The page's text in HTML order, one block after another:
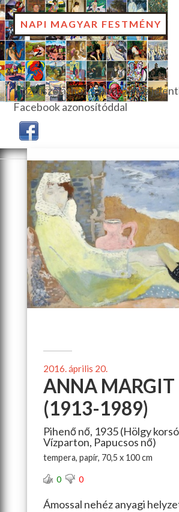
NAPI MAGYAR FESTMÉNY
Hozzászóláshoz, szavazáshoz
Facebook azonosítóddal
2016. április 20.
ANNA MARGIT
(1913-1989)
Pihenő nő, 1935 (Hölgy
Vízparton, Papucsos nő)
tempera, papír, 70,5 x 100 cm
0 0
Ámossal nehéz anyagi